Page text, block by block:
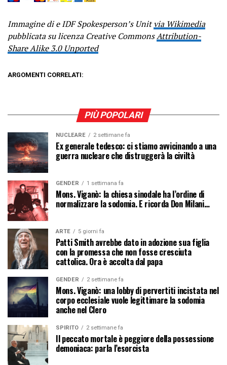
Immagine di e IDF Spokesperson’s Unitvia Wikimedia
pubblicata su licenza Creative CommonsAttribution-
Share Alike 3.0 Unported
ARGOMENTI CORRELATI:
PIÙ POPOLARI
NUCLEARE 2 settimane fa
Ex generale tedesco: ci stiamo avvicinando a una
guerra nucleare che distruggerà la civiltà
GENDER 1 settimana fa
Mons. Viganò: la chiesa sinodale ha l’ordine di
normalizzare la sodomia. E ricorda Don Milani…
ARTE 5 giorni fa
Patti Smith avrebbe dato in adozione sua figlia
con la promessa che non fosse cresciuta
cattolica. Ora è accolta dal papa
GENDER 2 settimane fa
Mons. Viganò: una lobby di pervertiti incistata nel
corpo ecclesiale vuole legittimare la sodomia
anche nel Clero
SPIRITO 2 settimane fa
Il peccato mortale è peggiore della possessione
demoniaca: parla l’esorcista